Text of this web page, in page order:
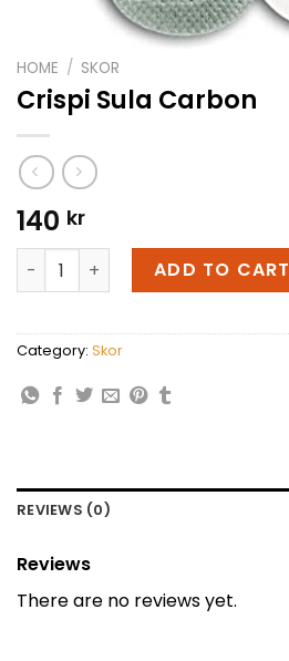
HOME / SKOR
Crispi Sula Carbon
140 kr
Crispi Sula Carbon quantity
ADD TO CART
Category: Skor
REVIEWS (0)
Reviews
There are no reviews yet.